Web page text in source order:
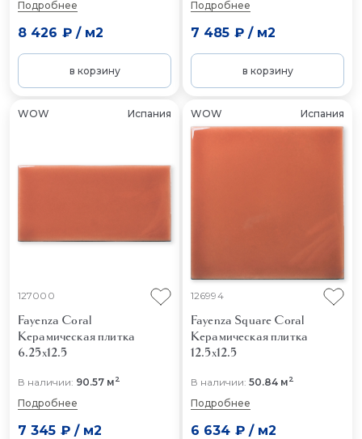
Подробнее
8 426 ₽/ м2
в корзину
Подробнее
7 485 ₽/ м2
в корзину
WOW Испания
127000
Fayenza Coral
Керамическая плитка
6.25x12.5
В наличии: 90.57 м2
Подробнее
7 345 ₽/ м2
WOW Испания
126994
Fayenza Square Coral
Керамическая плитка
12.5x12.5
В наличии: 50.84 м2
Подробнее
6 634 ₽/ м2